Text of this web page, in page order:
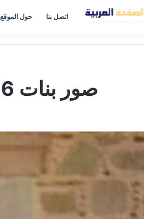
اتصل بنا حول الموقع
صور بنات 2026 محجبات مع لفات طرح بنات محجبة